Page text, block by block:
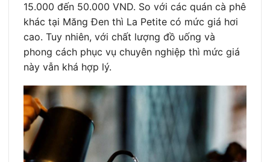
15.000 đến 50.000 VND. So với các quán cà phê
khác tại Măng Đen thì La Petite có mức giá hơi
cao. Tuy nhiên, với chất lượng đồ uống và
phong cách phục vụ chuyên nghiệp thì mức giá
này vẫn khá hợp lý.